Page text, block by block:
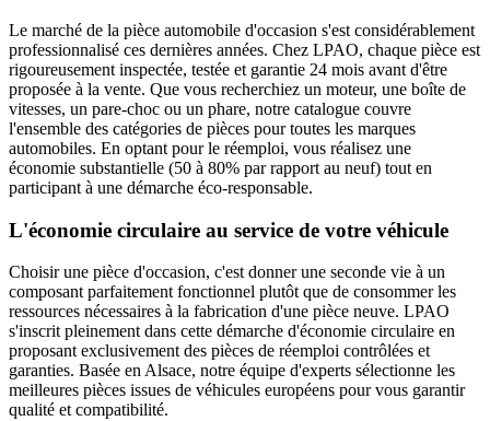
Le marché de la pièce automobile d'occasion s'est considérablement
professionnalisé ces dernières années. Chez LPAO, chaque pièce est
rigoureusement inspectée, testée et garantie 24 mois avant d'être
proposée à la vente. Que vous recherchiez un moteur, une boîte de
vitesses, un pare-choc ou un phare, notre catalogue couvre
l'ensemble des catégories de pièces pour toutes les marques
automobiles. En optant pour le réemploi, vous réalisez une
économie substantielle (50 à 80% par rapport au neuf) tout en
participant à une démarche éco-responsable.
L'économie circulaire au service de votre véhicule
Choisir une pièce d'occasion, c'est donner une seconde vie à un
composant parfaitement fonctionnel plutôt que de consommer les
ressources nécessaires à la fabrication d'une pièce neuve. LPAO
s'inscrit pleinement dans cette démarche d'économie circulaire en
proposant exclusivement des pièces de réemploi contrôlées et
garanties. Basée en Alsace, notre équipe d'experts sélectionne les
meilleures pièces issues de véhicules européens pour vous garantir
qualité et compatibilité.